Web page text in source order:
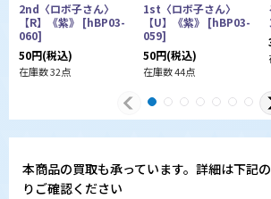
2nd〈ロボ子さん〉
【R】《紫》 [hBP03-
060]
50円(税込)
在庫数 32点
1st〈ロボ子さん〉
【U】《紫》 [hBP03-
059]
50円(税込)
在庫数 44点
本商品の買取も承っています。詳細は下記
りご確認ください